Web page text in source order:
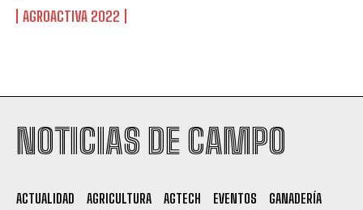
AGROACTIVA 2022
NOTICIAS DE CAMPO
ACTUALIDAD AGRICULTURA AGTECH EVENTOS
GANADERÍA